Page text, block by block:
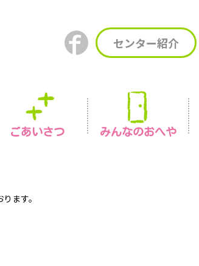
センター紹介
ごあいさつ みんなのおへや
ます。